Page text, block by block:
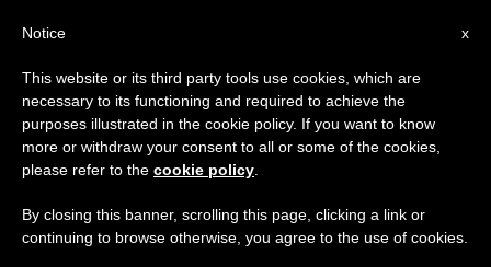
الكنيسة والعالم
x
Notice
This website or its third party tools use cookies, which are
necessary to its functioning and required to achieve the
purposes illustrated in the cookie policy. If you want to know
more or withdraw your consent to all or some of the cookies,
please refer to the cookie policy
By closing this banner, scrolling this page, clicking a link or
continuing to browse otherwise, you agree to the use of cookies.